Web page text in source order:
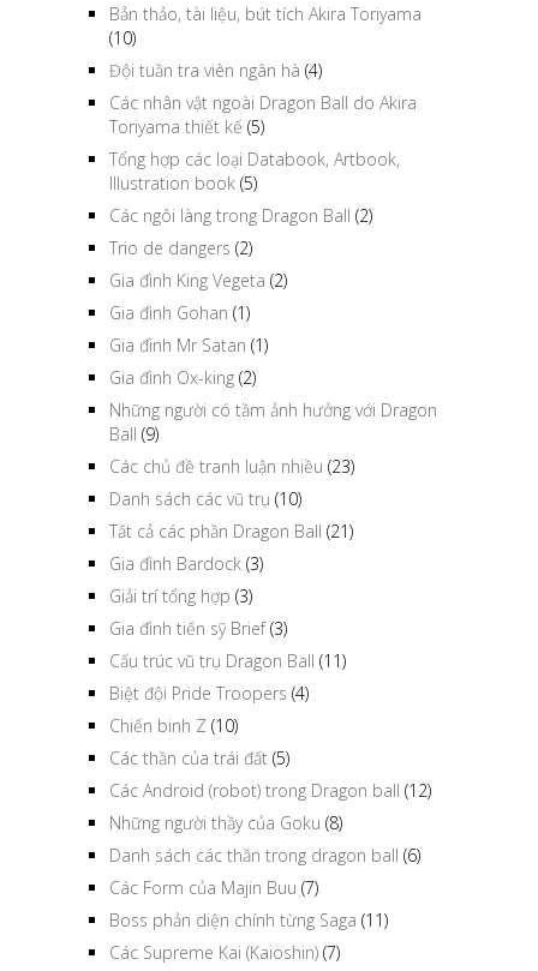
Bản thảo, tài liệu, bút tích Akira Toriyama
(10)
Đội tuần tra viên ngân hà (4)
Các nhân vật ngoài Dragon Ball do Akira
Toriyama thiết kế (5)
Tổng hợp các loại Databook, Artbook,
Illustration book (5)
Các ngôi làng trong Dragon Ball (2)
Trio de dangers (2)
Gia đình King Vegeta (2)
Gia đình Gohan (1)
Gia đình Mr Satan (1)
Gia đình Ox-king (2)
Những người có tầm ảnh hưởng với Dragon
Ball (9)
Các chủ đề tranh luận nhiều (23)
Danh sách các vũ trụ (10)
Tất cả các phần Dragon Ball (21)
Gia đình Bardock (3)
Giải trí tổng hợp (3)
Gia đình tiến sỹ Brief(3)
Cấu trúc vũ trụ Dragon Ball (11)
Biệt đội Pride Troopers (4)
Chiến binh Z (10)
Các thần của trái đất (5)
Các Android (robot) trong Dragon ball (12)
Những người thầy của Goku (8)
Danh sách các thần trong dragon ball (6)
Các Form của Majin Buu (7)
Boss phản diện chính từng Saga (11)
Các Supreme Kai (Kaioshin) (7)